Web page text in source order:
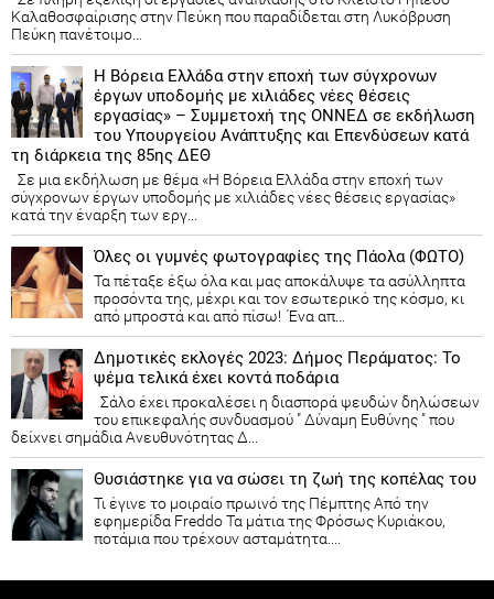
Καλαθοσφαίρισης στην Πεύκη που παραδίδεται στη Λυκόβρυση
Πεύκη πανέτοιμο...
Η Βόρεια Ελλάδα στην εποχή των σύγχρονων
έργων υποδομής με χιλιάδες νέες θέσεις
εργασίας» – Συμμετοχή της ΟΝΝΕΔ σε εκδήλωση
του Υπουργείου Ανάπτυξης και Επενδύσεων κατά
τη διάρκεια της 85ης ΔΕΘ
Σε μια εκδήλωση με θέμα «Η Βόρεια Ελλάδα στην εποχή των
σύγχρονων έργων υποδομής με χιλιάδες νέες θέσεις εργασίας»
κατά την έναρξη των εργ...
Όλες οι γυμνές φωτογραφίες της Πάολα (ΦΩΤΟ)
Τα πέταξε έξω όλα και μας αποκάλυψε τα ασύλληπτα
προσόντα της, μέχρι και τον εσωτερικό της κόσμο, κι
από μπροστά και από πίσω! Ένα απ...
Δημοτικές εκλογές 2023: Δήμος Περάματος: Το
ψέμα τελικά έχει κοντά ποδάρια
Σάλο έχει προκαλέσει η διασπορά ψευδών δηλώσεων
του επικεφαλής συνδυασμού " Δύναμη Ευθύνης " που
δείχνει σημάδια Ανευθυνότητας Δ...
Θυσιάστηκε για να σώσει τη ζωή της κοπέλας του
Τι έγινε το μοιραίο πρωινό της Πέμπτης Από την
εφημερίδα Freddo Τα μάτια της Φρόσως Κυριάκου,
ποτάμια που τρέχουν ασταμάτητα....